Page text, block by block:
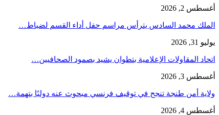
أغسطس 2, 2026
الملك محمد السادس يترأس مراسم حفل أداء القسم لضباط…
يوليو 31, 2026
اتحاد المقاولات الإعلامية بتطوان يشيد بصمود الصحافيين…
أغسطس 3, 2026
ولاية أمن طنجة تنجح في توقيف فرنسي مبحوث عنه دوليًا بتهمة…
أغسطس 4, 2026